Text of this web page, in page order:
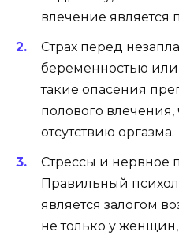
влечение является
Страх перед
беременностью
такие опасения
полового
отсутствию оргазма.
Стрессы и нервное
Правильный
является залогом
не только у